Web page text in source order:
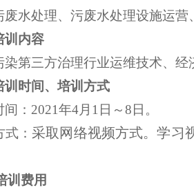
废水处理、污废水处理设施运
训内容
染第三方治理行业运维技术、
训时间 、培训方式
： 2021年4月 1 日～8 日 。
： 采取网络视频方式。学习
训费用